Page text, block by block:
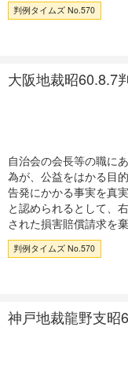
判例タイムズ No.570
大阪地裁昭60.8.7
自治会の会長等の職に
為が、公益をはかる目
告発にかかる事実を真
と認められるとして、
された損害賠償請求を
判例タイムズ No.570
神戸地裁龍野支昭